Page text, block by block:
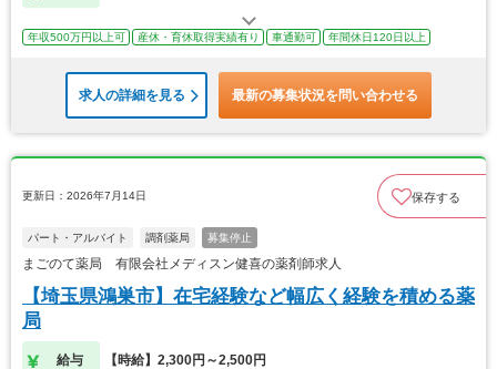
年収500万円以上可 産休・育休取得実績有り 車通勤可 年間休日120日以上
求人の詳細を見る 最新の募集状況を問い合わせる
更新日：2026年7月14日 保存する
パート・アルバイト 調剤薬局 募集停止
まごのて薬局 有限会社メディスン健喜の薬剤師求人
【埼玉県鴻巣市】在宅経験など幅広く経験を積める薬
局
給与 【時給】2,300円～2,500円